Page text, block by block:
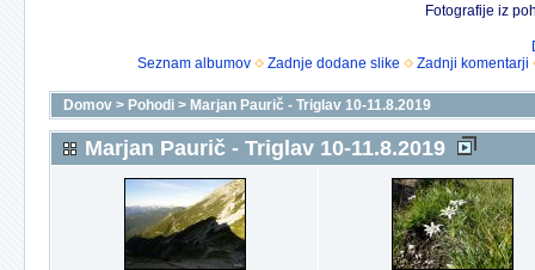
Fotografije iz
Seznam albumov
Zadnje dodane slike Zadnji komentarji
Domov > Pohodi > Marjan Paurič - Triglav 10-11.8.2019
Marjan Paurič - Triglav 10-11.8.2019